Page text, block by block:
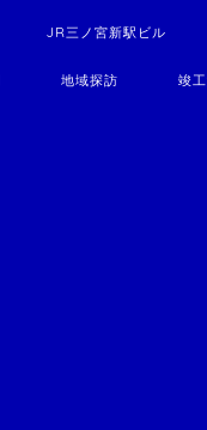
JR三ノ宮新駅ビル
地域探訪 竣